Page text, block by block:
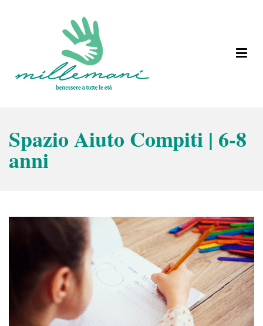
Spazio Aiuto Compiti | 6-8
anni